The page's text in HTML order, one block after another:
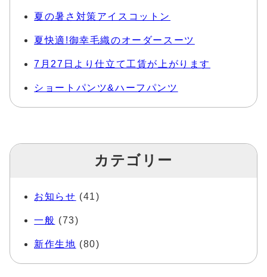
夏の暑さ対策アイスコットン
夏快適!御幸毛織のオーダースーツ
7月27日より仕立て工賃が上がります
ショートパンツ&ハーフパンツ
カテゴリー
お知らせ (41)
一般 (73)
新作生地 (80)